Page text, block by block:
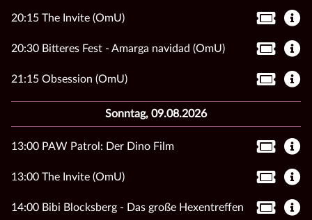
20:15 The Invite (OmU)
20:30 Bitteres Fest - Amarga navidad (OmU)
21:15 Obsession (OmU)
Sonntag, 09.08.2026
13:00 PAW Patrol: Der Dino Film
13:00 The Invite (OmU)
14:00 Bibi Blocksberg - Das große Hexentreffen